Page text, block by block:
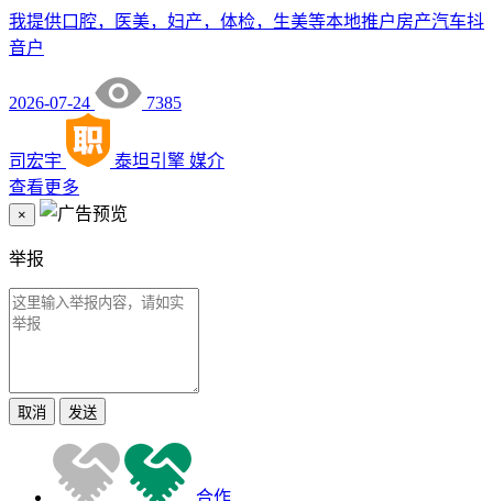
我提供口腔，医美，妇产，体检，生美等本地推户房产汽车抖
音户
2026-07-24 7385
司宏宇 泰坦引擎 媒介
查看更多
×
举报
取消 发送